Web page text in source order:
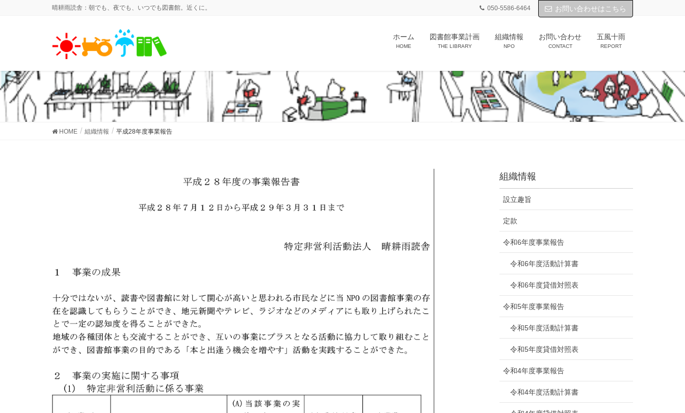
晴耕雨読舎：朝でも、夜でも、いつでも図書館。近くに。 050-5586-6464 お問い合わせはこちら
ホーム
HOME
図書館事業計画
THE LIBRARY
組織情報
NPO
お問い合わせ
CONTACT
五風十雨
REPORT
HOME 組織情報 平成28年度事業報告
組織情報
設立趣旨
定款
令和6年度事業報告
令和6年度活動計算書
令和6年度貸借対照表
令和5年度事業報告
令和5年度活動計算書
令和5年度貸借対照表
令和4年度事業報告
令和4年度活動計算書